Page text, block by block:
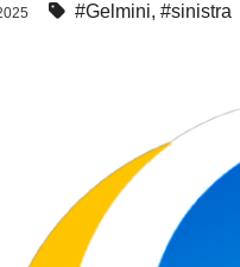
#Gelmini, #sinistra